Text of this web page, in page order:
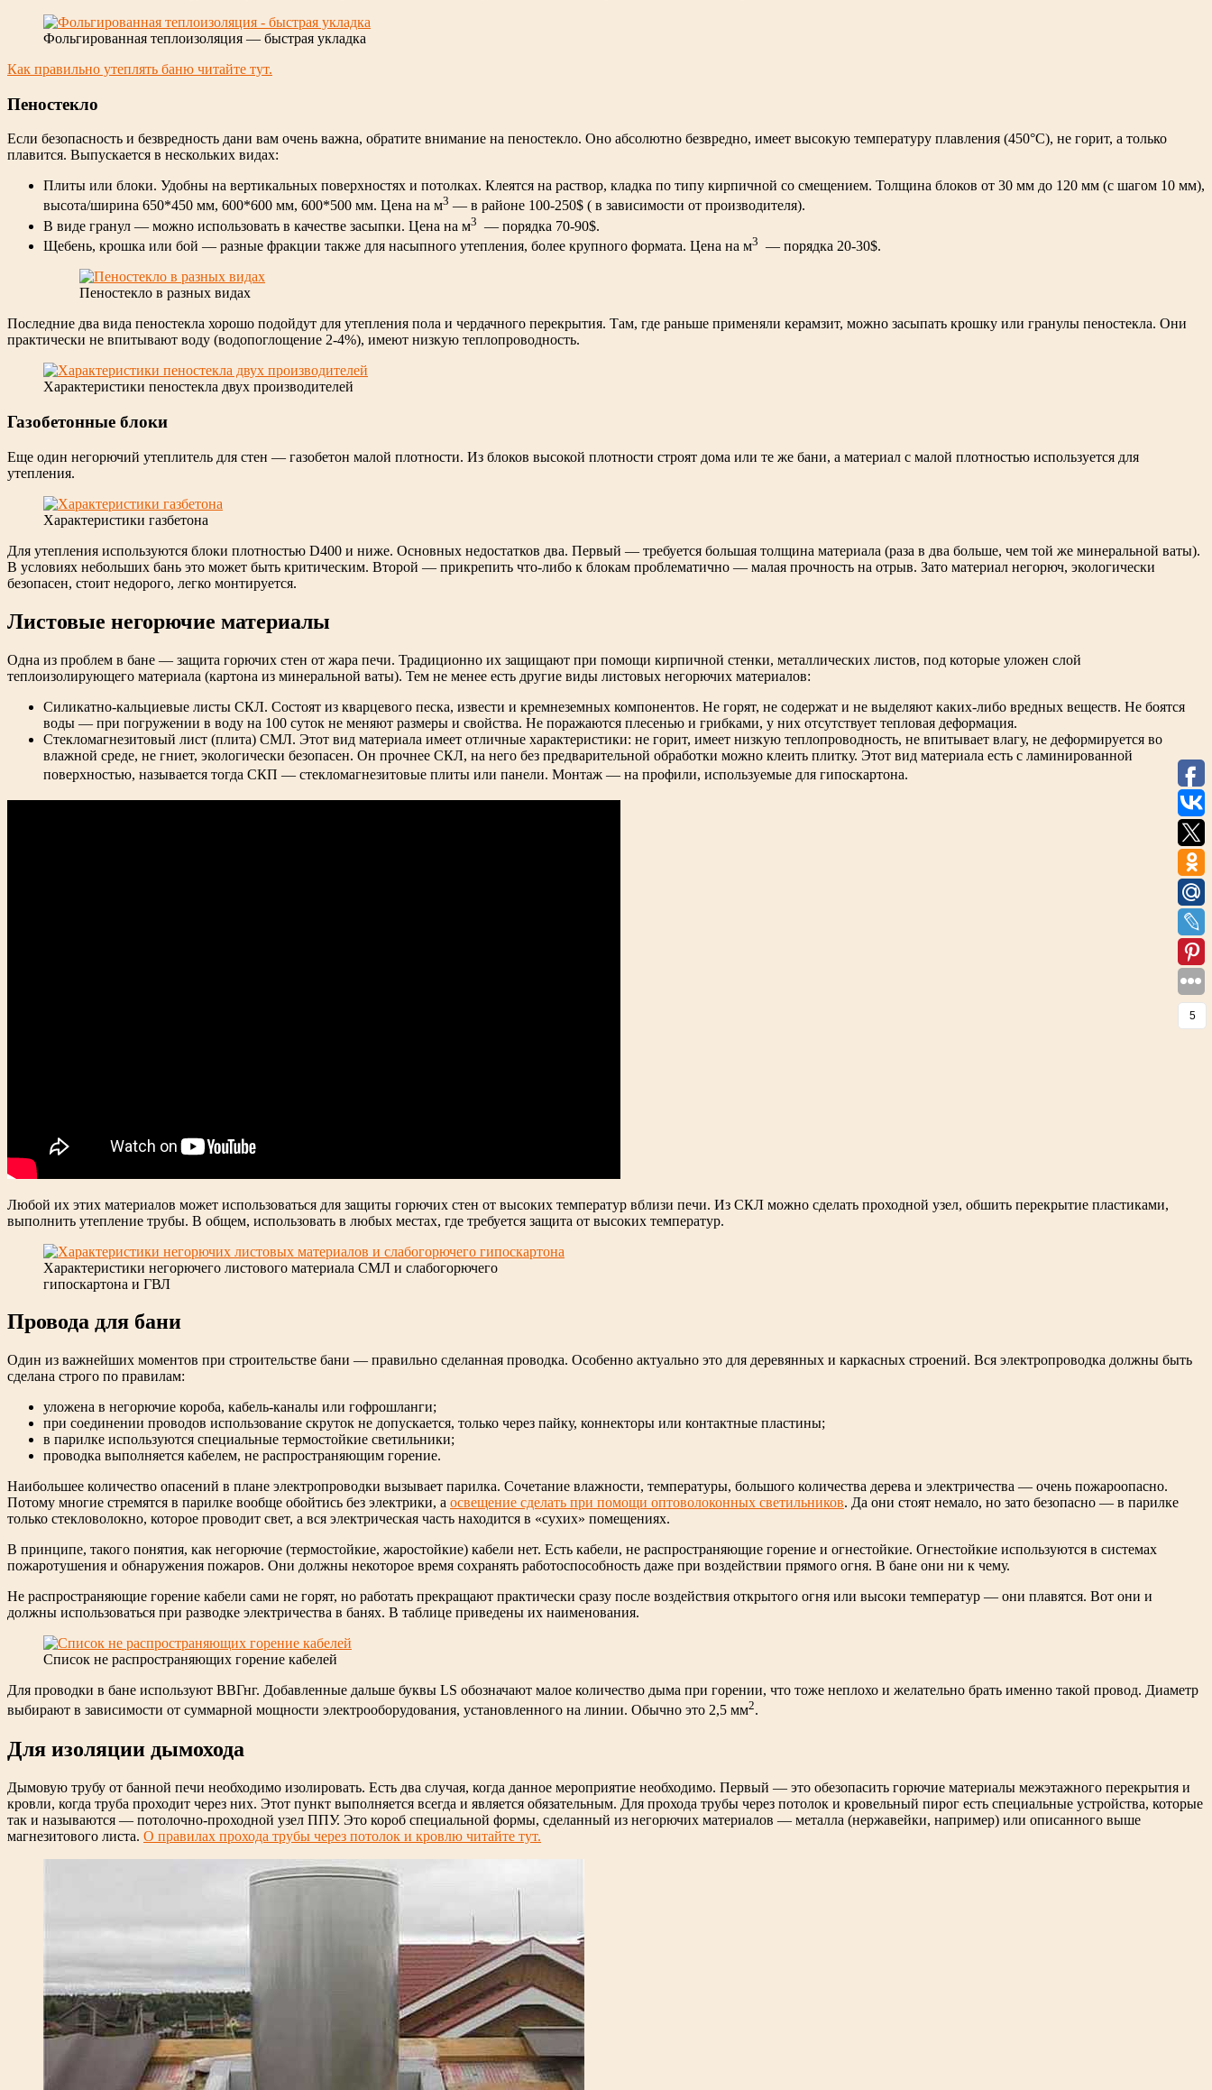
Фольгированная теплоизоляция — быстрая укладка
Как правильно утеплять баню читайте тут.
Пеностекло
Если безопасность и безвредность дани вам очень важна, обратите внимание на пеностекло. Оно абсолютно безвредно, имеет высокую температуру плавления (450°C), не горит, а только
плавится. Выпускается в нескольких видах:
Плиты или блоки. Удобны на вертикальных поверхностях и потолках. Клеятся на раствор, кладка по типу кирпичной со смещением. Толщина блоков от 30 мм до 120 мм (с шагом 10 мм),
высота/ширина 650*450 мм, 600*600 мм, 600*500 мм. Цена на м3 — в районе 100-250$ ( в зависимости от производителя).
В виде гранул — можно использовать в качестве засыпки. Цена на м3 — порядка 70-90$.
Щебень, крошка или бой — разные фракции также для насыпного утепления, более крупного формата. Цена на м3 — порядка 20-30$.
Пеностекло в разных видах
Последние два вида пеностекла хорошо подойдут для утепления пола и чердачного перекрытия. Там, где раньше применяли керамзит, можно засыпать крошку или гранулы пеностекла. Они
практически не впитывают воду (водопоглощение 2-4%), имеют низкую теплопроводность.
Характеристики пеностекла двух производителей
Газобетонные блоки
Еще один негорючий утеплитель для стен — газобетон малой плотности. Из блоков высокой плотности строят дома или те же бани, а материал с малой плотностью используется для
утепления.
Характеристики газбетона
Для утепления используются блоки плотностью D400 и ниже. Основных недостатков два. Первый — требуется большая толщина материала (раза в два больше, чем той же минеральной ваты).
В условиях небольших бань это может быть критическим. Второй — прикрепить что-либо к блокам проблематично — малая прочность на отрыв. Зато материал негорюч, экологически
безопасен, стоит недорого, легко монтируется.
Листовые негорючие материалы
Одна из проблем в бане — защита горючих стен от жара печи. Традиционно их защищают при помощи кирпичной стенки, металлических листов, под которые уложен слой
теплоизолирующего материала (картона из минеральной ваты). Тем не менее есть другие виды листовых негорючих материалов:
Силикатно-кальциевые листы СКЛ. Состоят из кварцевого песка, извести и кремнеземных компонентов. Не горят, не содержат и не выделяют каких-либо вредных веществ. Не боятся
воды — при погружении в воду на 100 суток не меняют размеры и свойства. Не поражаются плесенью и грибками, у них отсутствует тепловая деформация.
Стекломагнезитовый лист (плита) СМЛ. Этот вид материала имеет отличные характеристики: не горит, имеет низкую теплопроводность, не впитывает влагу, не деформируется во
влажной среде, не гниет, экологически безопасен. Он прочнее СКЛ, на него без предварительной обработки можно клеить плитку. Этот вид материала есть с ламинированной
поверхностью, называется тогда СКП — стекломагнезитовые плиты или панели. Монтаж — на профили, используемые для гипоскартона.
Любой их этих материалов может использоваться для защиты горючих стен от высоких температур вблизи печи. Из СКЛ можно сделать проходной узел, обшить перекрытие пластиками,
выполнить утепление трубы. В общем, использовать в любых местах, где требуется защита от высоких температур.
Характеристики негорючего листового материала СМЛ и слабогорючего
гипоскартона и ГВЛ
Провода для бани
Один из важнейших моментов при строительстве бани — правильно сделанная проводка. Особенно актуально это для деревянных и каркасных строений. Вся электропроводка должны быть
сделана строго по правилам:
уложена в негорючие короба, кабель-каналы или гофрошланги;
при соединении проводов использование скруток не допускается, только через пайку, коннекторы или контактные пластины;
в парилке используются специальные термостойкие светильники;
проводка выполняется кабелем, не распространяющим горение.
Наибольшее количество опасений в плане электропроводки вызывает парилка. Сочетание влажности, температуры, большого количества дерева и электричества — очень пожароопасно.
Потому многие стремятся в парилке вообще обойтись без электрики, а освещение сделать при помощи оптоволоконных светильников. Да они стоят немало, но зато безопасно — в парилке
только стекловолокно, которое проводит свет, а вся электрическая часть находится в «сухих» помещениях.
В принципе, такого понятия, как негорючие (термостойкие, жаростойкие) кабели нет. Есть кабели, не распространяющие горение и огнестойкие. Огнестойкие используются в системах
пожаротушения и обнаружения пожаров. Они должны некоторое время сохранять работоспособность даже при воздействии прямого огня. В бане они ни к чему.
Не распространяющие горение кабели сами не горят, но работать прекращают практически сразу после воздействия открытого огня или высоки температур — они плавятся. Вот они и
должны использоваться при разводке электричества в банях. В таблице приведены их наименования.
Список не распространяющих горение кабелей
Для проводки в бане используют ВВГнг. Добавленные дальше буквы LS обозначают малое количество дыма при горении, что тоже неплохо и желательно брать именно такой провод. Диаметр
выбирают в зависимости от суммарной мощности электрооборудования, установленного на линии. Обычно это 2,5 мм2.
Для изоляции дымохода
Дымовую трубу от банной печи необходимо изолировать. Есть два случая, когда данное мероприятие необходимо. Первый — это обезопасить горючие материалы межэтажного перекрытия и
кровли, когда труба проходит через них. Этот пункт выполняется всегда и является обязательным. Для прохода трубы через потолок и кровельный пирог есть специальные устройства, которые
так и называются — потолочно-проходной узел ППУ. Это короб специальной формы, сделанный из негорючих материалов — металла (нержавейки, например) или описанного выше
магнезитового листа. О правилах прохода трубы через потолок и кровлю читайте тут.
5